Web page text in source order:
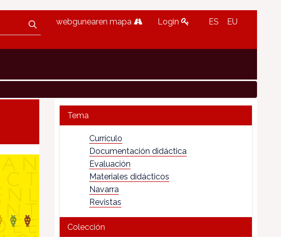
webgunearen mapa Login ES EU
Tema
Currículo
Documentación didáctica
Evaluación
Materiales didácticos
Navarra
Revistas
Colección